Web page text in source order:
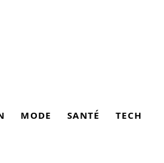
MODE SANTÉ TECH